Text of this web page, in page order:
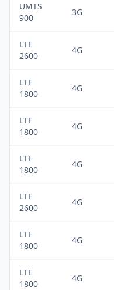
UMTS
900
3G
LTE
2600
4G
LTE
1800
4G
LTE
1800
4G
LTE
1800
4G
LTE
2600
4G
LTE
1800
4G
LTE
1800
4G